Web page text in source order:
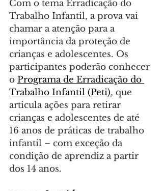
Com o tema Erradicação do
Trabalho Infantil, a prova vai
chamar a atenção para a
importância da proteção de
crianças e adolescentes. Os
participantes poderão conhecer
o Programa de Erradicação do
Trabalho Infantil (Peti), que
articula ações para retirar
crianças e adolescentes de até
16 anos de práticas de trabalho
infantil – com exceção da
condição de aprendiz a partir
dos 14 anos.